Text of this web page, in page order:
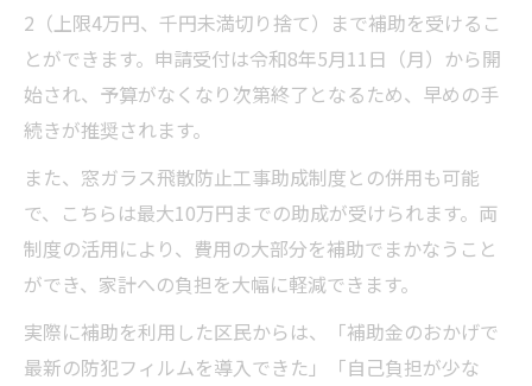
2（上限4万円、千円未満切り捨て）まで補助を受けるこ
とができます。申請受付は令和8年5月11日（月）から開
始され、予算がなくなり次第終了となるため、早めの手
続きが推奨されます。
また、窓ガラス飛散防止工事助成制度との併用も可能
で、こちらは最大10万円までの助成が受けられます。両
制度の活用により、費用の大部分を補助でまかなうこと
ができ、家計への負担を大幅に軽減できます。
実際に補助を利用した区民からは、「補助金のおかげで
最新の防犯フィルムを導入できた」「自己負担が少な